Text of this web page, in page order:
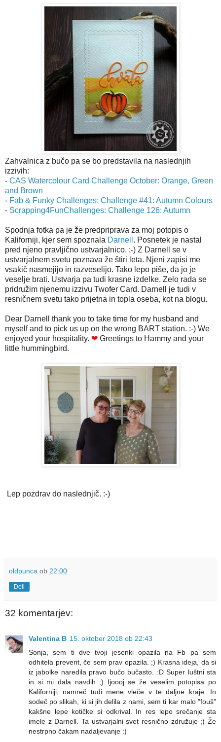
Zahvalnica z bučo pa se bo predstavila na naslednjih
izzivih:
- CAS Watercolour Card Challenge October: Orange, Green
and Brown
- Fab & Funky Challenges: Challenge #41: Autumn Colours
- Scrapping4FunChallenges: Challenge 126: Autumn
Spodnja fotka pa je že predpriprava za moj potopis o
Kaliforniji, kjer sem spoznala Darnell . Posnetek je nastal
pred njeno pravljično ustvarjalnico. :-) Z Darnell se v
ustvarjalnem svetu poznava že štiri leta. Njeni zapisi me
vsakič nasmejijo in razveselijo. Tako lepo piše, da jo je
veselje brati. Ustvarja pa tudi krasne izdelke. Zelo rada se
pridružim njenemu izzivu Twofer Card. Darnell je tudi v
resničnem svetu tako prijetna in topla oseba, kot na blogu.
Dear Darnell thank you to take time for my husband and
myself and to pick us up on the wrong BART station. :-) We
enjoyed your hospitality. ❤ Greetings to Hammy and your
little hummingbird.
Lep pozdrav do naslednjič. :-)
oldpunca ob 22:00
Deli
32 komentarjev:
Valentina B 15. oktober 2018 ob 22:43
Sonja, sem ti dve tvoji jesenki opazila na Fb pa sem
odhitela preverit, če sem prav opazila. ;) Krasna ideja, da si
iz jabolke naredila pravo bučo bučasto. :D Super luštni sta
in si mi dala navdih ;) Ijoooj se že veselim potopisa po
Kaliforniji, namreč tudi mene vleče v te daljne kraje. In
sodeč po slikah, ki si jih delila z nami, sem ti kar malo "fouš"
kakšne lepe kotičke si odkrival. In res lepo srečanje sta
imele z Darnell. Ta ustvarjalni svet resnično združuje ;) Že
nestrpno čakam nadaljevanje :)